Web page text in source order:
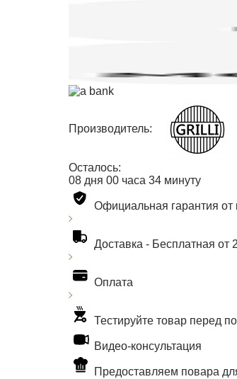
Производитель:
Осталось:
08 дня 00 часа 34 минуту
Официальная гарантия от
Доставка - Бесплатная от
Оплата
Тестируйте товар перед
Видео-консультация
Предоставляем повара